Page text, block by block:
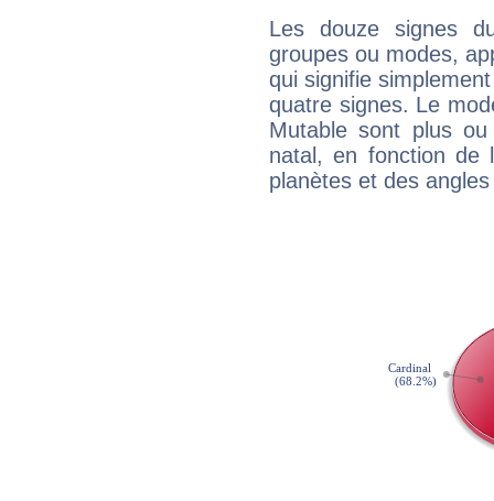
Les douze signes
groupes ou modes,
qui signifie
quatre signes. Le
Mutable sont plus
natal, en fonction de
planètes et des